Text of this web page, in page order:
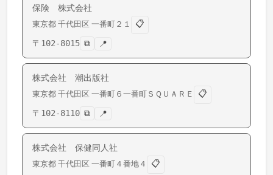
保険 株式会社
東京都 千代田区 一番町 ２１
📋
〒 102-8015 ⧉ 📍
株式会社 潮出版社
東京都 千代田区 一番町 ６一番町ＳＱＵＡＲＥ
📋
〒 102-8110 ⧉ 📍
株式会社 保健同人社
東京都 千代田区 一番町 ４番地４
📋